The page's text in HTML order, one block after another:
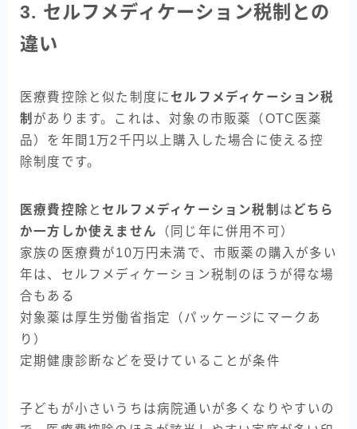
3. セルフメディケーション税制との
違い
医療費控除と似た制度にセルフメディケーション税
制 があります。これは、対象の市販薬（OTC医薬
品）を年間1万2千円以上購入した場合に使える控
除制度です。
医療費控除 とセルフメディケーション税制 は どちら
か一方しか使えません
（同じ年に併用不可）
家族の医療費が10万円未満で、市販薬の購入が多い
年は、セルフメディケーション税制のほうが得な場
合もある
対象薬は厚生労働省指定（パッケージにマークあ
り）
定期健康診断などを受けていることが条件
子どもが小さいうちは病院通いが多くなりやすいの